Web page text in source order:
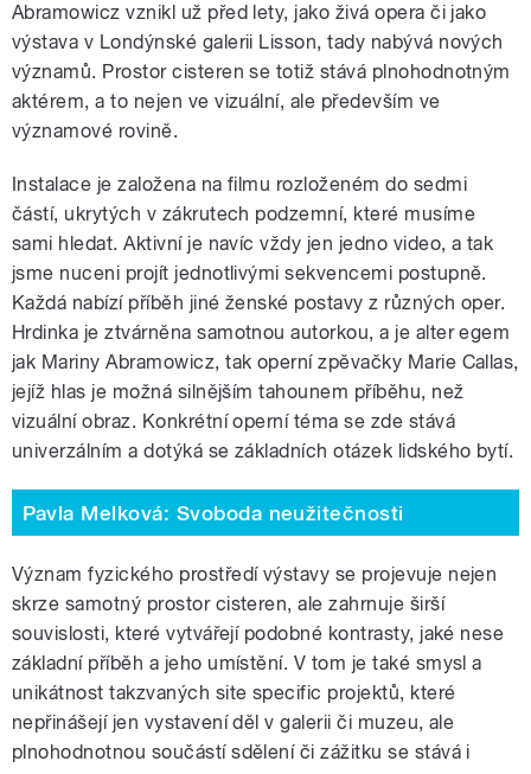
Abramowicz vznikl už před lety, jako živá opera či jako
výstava v Londýnské galerii Lisson, tady nabývá nových
významů. Prostor cisteren se totiž stává plnohodnotným
aktérem, a to nejen ve vizuální, ale především ve
významové rovině.
Instalace je založena na filmu rozloženém do sedmi
částí, ukrytých v zákrutech podzemní, které musíme
sami hledat. Aktivní je navíc vždy jen jedno video, a tak
jsme nuceni projít jednotlivými sekvencemi postupně.
Každá nabízí příběh jiné ženské postavy z různých oper.
Hrdinka je ztvárněna samotnou autorkou, a je alter egem
jak Mariny Abramowicz, tak operní zpěvačky Marie Callas,
jejíž hlas je možná silnějším tahounem příběhu, než
vizuální obraz. Konkrétní operní téma se zde stává
univerzálním a dotýká se základních otázek lidského bytí.
Pavla Melková: Svoboda neužitečnosti
Význam fyzického prostředí výstavy se projevuje nejen
skrze samotný prostor cisteren, ale zahrnuje širší
souvislosti, které vytvářejí podobné kontrasty, jaké nese
základní příběh a jeho umístění. V tom je také smysl a
unikátnost takzvaných site specific projektů, které
nepřinášejí jen vystavení děl v galerii či muzeu, ale
plnohodnotnou součástí sdělení či zážitku se stává i